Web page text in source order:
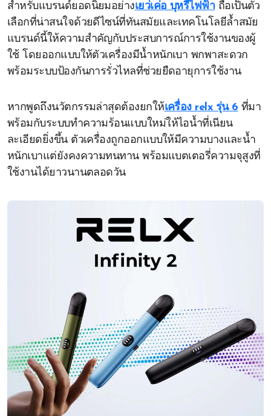
สำหรับแบรนด์ยอดนิยมอย่างเยว่เค่อ บุหรี่ไฟฟ้าถือเป็นตัว
เลือกที่น่าสนใจด้วยดีไซน์ที่ทันสมัยและเทคโนโลยีล้ำสมัย
แบรนด์นี้ให้ความสำคัญกับประสบการณ์การใช้งานของผู้
ใช้ โดยออกแบบให้ตัวเครื่องมีน้ำหนักเบา พกพาสะดวก
พร้อมระบบป้องกันการรั่วไหลที่ช่วยยืดอายุการใช้งาน
หากพูดถึงนวัตกรรมล่าสุดต้องยกให้เครื่อง relx รุ่น 6 ที่มา
พร้อมกับระบบทำความร้อนแบบใหม่ให้ไอน้ำที่เนียน
ละเอียดยิ่งขึ้น ตัวเครื่องถูกออกแบบให้มีความบางและน้ำ
หนักเบาแต่ยังคงความทนทาน พร้อมแบตเตอรี่ความจุสูงที่
ใช้งานได้ยาวนานตลอดวัน